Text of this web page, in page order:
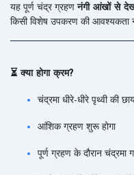
यह पूर्ण चंद्र ग्रहणनंगी आंखों से
किसी विशेष उपकरण की आवश्यकता
⏳ क्या होगा क्रम?
चंद्रमा धीरे-धीरे पृथ्वी की
आंशिक ग्रहण शुरू होगा
पूर्ण ग्रहण के दौरान चंद्रमा